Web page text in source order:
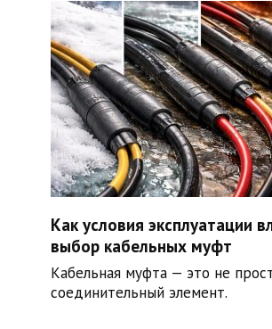
Как условия эксплуатации
выбор кабельных муфт
Кабельная муфта — это не
соединительный элемент.